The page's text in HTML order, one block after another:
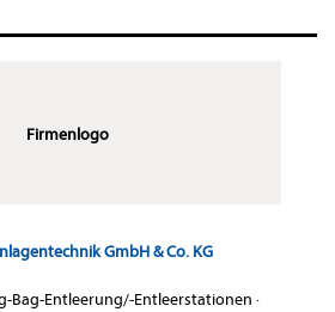
Firmenlogo
GmbH & Co. KG
Bag-Entleerung/-Entleerstationen ·